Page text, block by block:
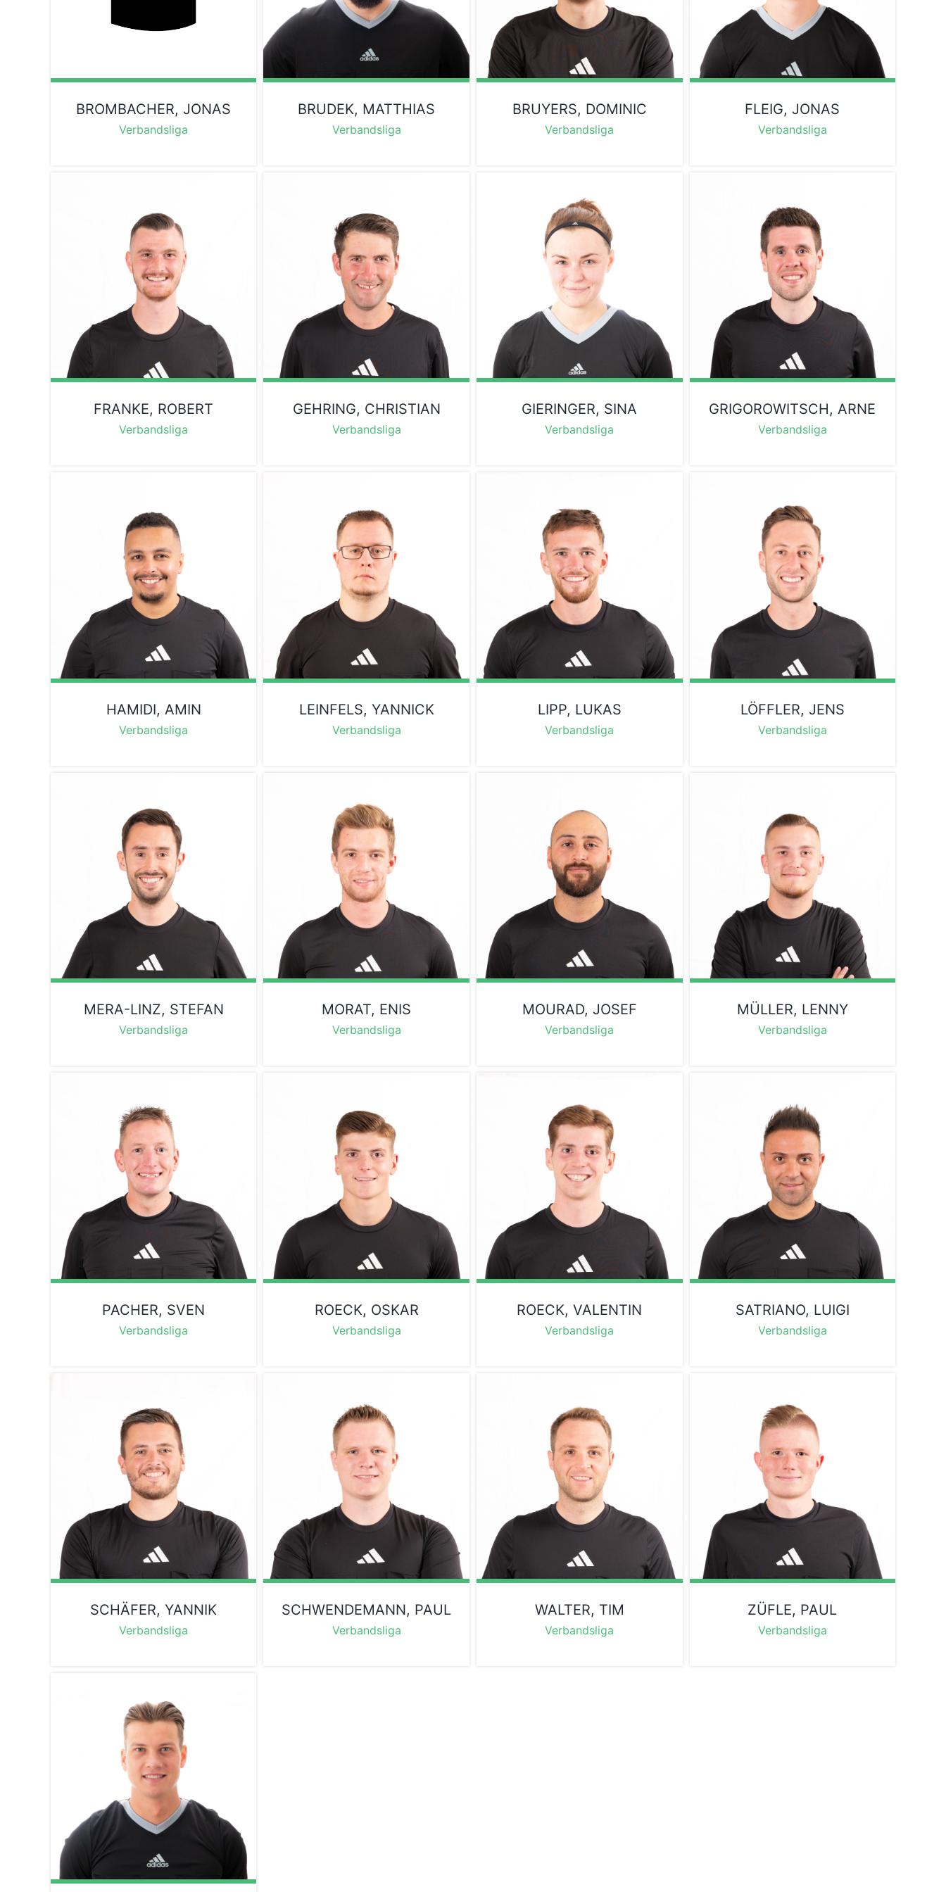
BROMBACHER, JONAS
Verbandsliga
BRUDEK, MATTHIAS
Verbandsliga
BRUYERS, DOMINIC
Verbandsliga
FLEIG, JONAS
Verbandsliga
FRANKE, ROBERT
Verbandsliga
GEHRING, CHRISTIAN
Verbandsliga
GIERINGER, SINA
Verbandsliga
GRIGOROWITSCH, ARNE
Verbandsliga
HAMIDI, AMIN
Verbandsliga
LEINFELS, YANNICK
Verbandsliga
LIPP, LUKAS
Verbandsliga
LÖFFLER, JENS
Verbandsliga
MERA-LINZ, STEFAN
Verbandsliga
MORAT, ENIS
Verbandsliga
MOURAD, JOSEF
Verbandsliga
MÜLLER, LENNY
Verbandsliga
PACHER, SVEN
Verbandsliga
ROECK, OSKAR
Verbandsliga
ROECK, VALENTIN
Verbandsliga
SATRIANO, LUIGI
Verbandsliga
SCHÄFER, YANNIK
Verbandsliga
SCHWENDEMANN, PAUL
Verbandsliga
WALTER, TIM
Verbandsliga
ZÜFLE, PAUL
Verbandsliga